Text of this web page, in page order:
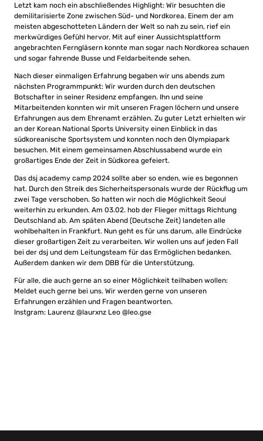
Letzt kam noch ein abschließendes Highlight: Wir besuchten die
demilitarisierte Zone zwischen Süd- und Nordkorea. Einem der am
meisten abgeschotteten Ländern der Welt so nah zu sein, rief ein
merkwürdiges Gefühl hervor. Mit auf einer Aussichtsplattform
angebrachten Ferngläsern konnte man sogar nach Nordkorea schauen
und sogar fahrende Busse und Feldarbeitende sehen.
Nach dieser einmaligen Erfahrung begaben wir uns abends zum
nächsten Programmpunkt: Wir wurden durch den deutschen
Botschafter in seiner Residenz empfangen. Ihn und seine
Mitarbeitenden konnten wir mit unseren Fragen löchern und unsere
Erfahrungen aus dem Ehrenamt erzählen. Zu guter Letzt erhielten wir
an der Korean National Sports University einen Einblick in das
südkoreanische Sportsystem und konnten noch den Olympiapark
besuchen. Mit einem gemeinsamen Abschlussabend wurde ein
großartiges Ende der Zeit in Südkorea gefeiert.
Das dsj academy camp 2024 sollte aber so enden, wie es begonnen
hat. Durch den Streik des Sicherheitspersonals wurde der Rückflug um
zwei Tage verschoben. So hatten wir noch die Möglichkeit Seoul
weiterhin zu erkunden. Am 03.02. hob der Flieger mittags Richtung
Deutschland ab. Am späten Abend (Deutsche Zeit) landeten alle
wohlbehalten in Frankfurt. Nun geht es für uns darum, alle Eindrücke
dieser großartigen Zeit zu verarbeiten. Wir wollen uns auf jeden Fall
bei der dsj und dem Leitungsteam für das Ermöglichen bedanken.
Außerdem danken wir dem DBB für die Unterstützung.
Für alle, die auch gerne an so einer Möglichkeit teilhaben wollen:
Meldet euch gerne bei uns. Wir werden gerne von unseren
Erfahrungen erzählen und Fragen beantworten.
Instgram: Laurenz @laurxnz Leo @leo.gse